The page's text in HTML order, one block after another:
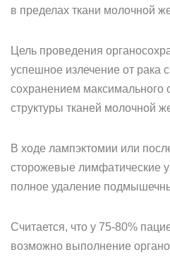
в пределах ткани молочной
Цель проведения
успешное излечение от рака
сохранением максимального
структуры тканей молочной
В ходе лампэктомии или
сторожевые лимфатические
полное удаление
Считается, что у 75-80%
возможно выполнение